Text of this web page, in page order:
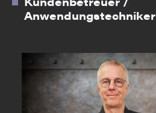
Anwendungstechniker